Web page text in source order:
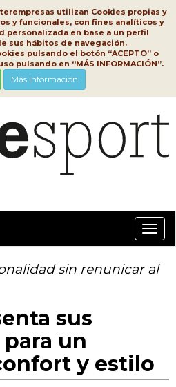
utilizan Cookies propias y
y funcionales, con fines analíticos y
personalizada en base a un perfil
sus hábitos de navegación.
pulsando el botón “ACEPTO” o
pulsando en “MÁS INFORMACIÓN”.
Más información
sin renunicar al
sus
un
y estilo